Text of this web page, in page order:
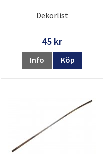
Dekorlist
45 kr
Info Köp